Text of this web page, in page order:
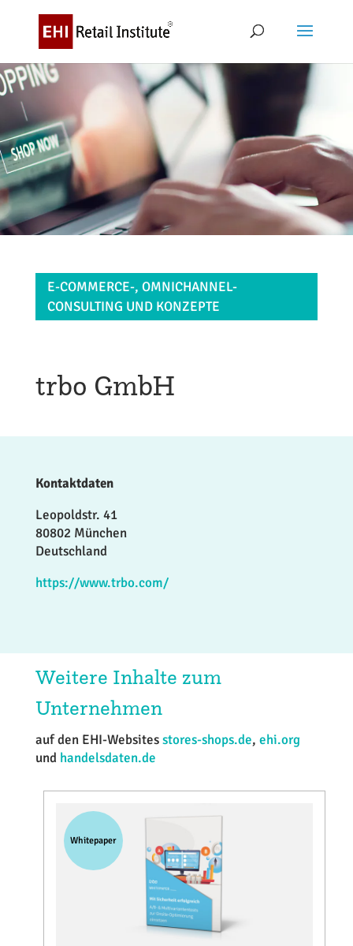
E-COMMERCE-, OMNICHANNEL-
CONSULTING UND KONZEPTE
trbo GmbH
Kontaktdaten
Leopoldstr. 41
80802 München
Deutschland
https://www.trbo.com/
Weitere Inhalte zum
Unternehmen
auf den EHI-Websitesstores-shops.de, ehi.org
und handelsdaten.de
Whitepaper